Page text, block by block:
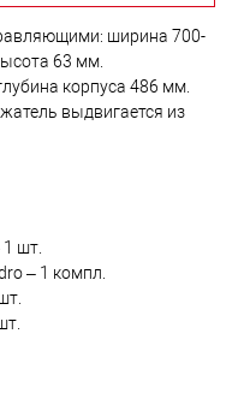
ширина 700-
63 мм.
корпуса 486 мм.
выдвигается из
шт.
– 1 компл.